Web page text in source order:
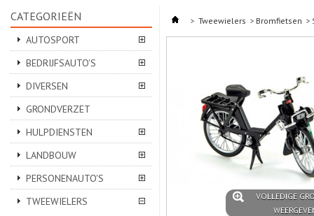
CATEGORIEËN
AUTOSPORT
BEDRIJFSAUTO'S
DIVERSEN
GRONDVERZET
HULPDIENSTEN
LANDBOUW
PERSONENAUTO'S
TWEEWIELERS
> Tweewielers > Bromfietsen >
VOLLEDIGE